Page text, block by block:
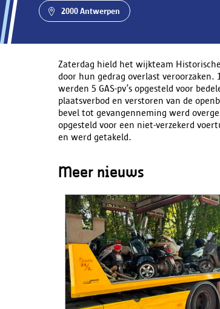
2000 Antwerpen
Zaterdag hield het wijkteam
door hun gedrag overlast
werden 5 GAS-pv’s opgesteld voor
plaatsverbod en verstoren van de
bevel tot gevangenneming werd
opgesteld voor een niet-verzekerd
en werd getakeld.
Meer nieuws